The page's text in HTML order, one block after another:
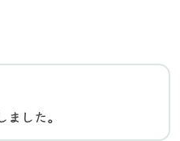
した。